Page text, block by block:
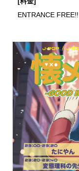
ENTRANCE